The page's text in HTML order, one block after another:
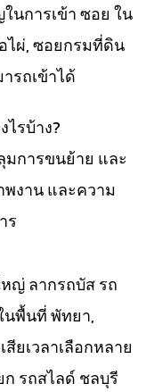
นการเข้า ซอย ใน
ไผ่, ซอยกรมที่ดิน
รถเข้าได้
รบ้าง?
มการขนย้าย และ
งาน และความ
ร
ญ่ ลากรถบัส รถ
นพื้นที่ พัทยา,
ยเวลาเลือกหลาย
รถสไลด์ ชลบุรี